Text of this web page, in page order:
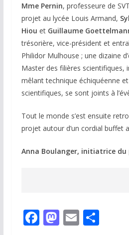
Mme Pernin, professeure de
projet au lycée Louis Armand,
Hiou et Guillaume
trésorière, vice-président et
Philidor Mulhouse ; une dizaine
Master des filières scientifiques,
mêlant technique échiquéenne
scientifiques, se sont joints à
Tout le monde s’est ensuite
projet autour d’un cordial buffet
Anna Boulanger, initiatrice du
F M E P